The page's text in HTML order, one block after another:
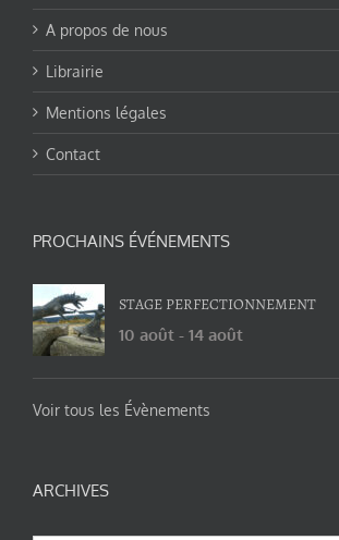
A propos de nous
Librairie
Mentions légales
Contact
PROCHAINS ÉVÉNEMENTS
STAGE PERFECTIONNEMENT
10 août - 14 août
Voir tous les Évènements
ARCHIVES